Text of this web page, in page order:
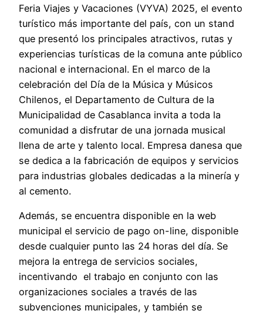
Feria Viajes y Vacaciones (VYVA) 2025, el evento
turístico más importante del país, con un stand
que presentó los principales atractivos, rutas y
experiencias turísticas de la comuna ante público
nacional e internacional. En el marco de la
celebración del Día de la Música y Músicos
Chilenos, el Departamento de Cultura de la
Municipalidad de Casablanca invita a toda la
comunidad a disfrutar de una jornada musical
llena de arte y talento local. Empresa danesa que
se dedica a la fabricación de equipos y servicios
para industrias globales dedicadas a la minería y
al cemento.
Además, se encuentra disponible en la web
municipal el servicio de pago on-line, disponible
desde cualquier punto las 24 horas del día. Se
mejora la entrega de servicios sociales,
incentivando el trabajo en conjunto con las
organizaciones sociales a través de las
subvenciones municipales, y también se